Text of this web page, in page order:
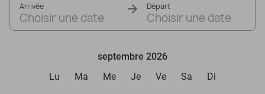
Arrivée
Choisir une date
Départ
Choisir une date
septembre 2026
Lu
Ma Me Je Ve Sa Di